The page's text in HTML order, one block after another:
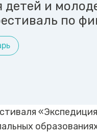
детей и
по